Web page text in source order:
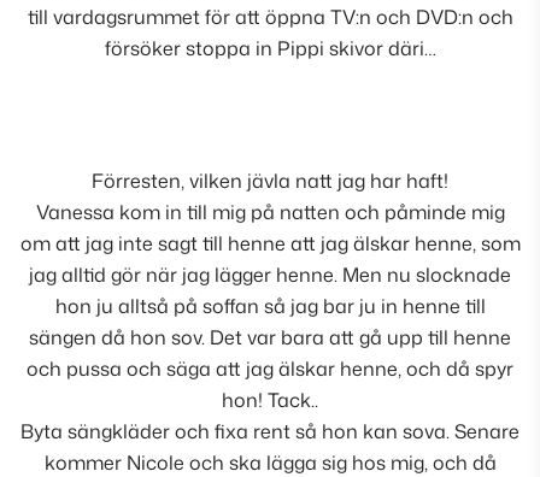
till vardagsrummet för att öppna TV:n och DVD:n och
försöker stoppa in Pippi skivor däri…
Förresten, vilken jävla natt jag har haft!
Vanessa kom in till mig på natten och påminde mig
om att jag inte sagt till henne att jag älskar henne, som
jag alltid gör när jag lägger henne. Men nu slocknade
hon ju alltså på soffan så jag bar ju in henne till
sängen då hon sov. Det var bara att gå upp till henne
och pussa och säga att jag älskar henne, och då spyr
hon! Tack..
Byta sängkläder och fixa rent så hon kan sova. Senare
kommer Nicole och ska lägga sig hos mig, och då